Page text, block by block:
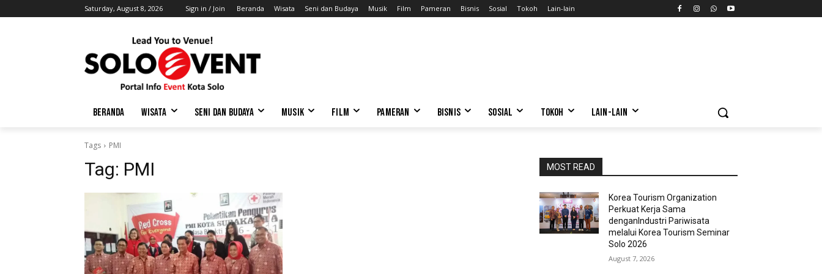
Saturday, August 8, 2026 Sign in / Join Beranda Wisata Seni dan Budaya Musik Film Pameran Bisnis Sosial Tokoh Lain-lain
BERANDA WISATA SENI DAN BUDAYA MUSIK FILM PAMERAN BISNIS SOSIAL TOKOH LAIN-LAIN
Tags PMI
Tag: PMI MOST READ
Korea Tourism Organization
Perkuat Kerja Sama
denganIndustri Pariwisata
melalui Korea Tourism Seminar
Solo 2026
August 7, 2026